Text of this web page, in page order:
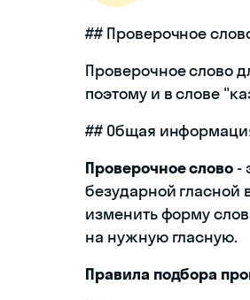
## Проверочное
Проверочное слово
поэтому и в слове
## Общая
Проверочное слово -
безударной гласной
изменить форму
на нужную гласную.
Правила подбора